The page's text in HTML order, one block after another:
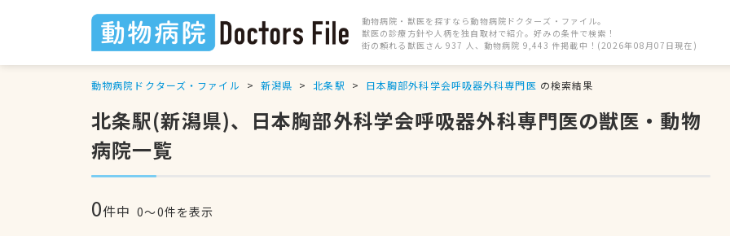
動物病院・獣医を探すなら動物病院ドクターズ・ファイル。
獣医の診療方針や人柄を独自取材で紹介。好みの条件で検索！
街の頼れる獣医さん 937 人、動物病院 9,443 件掲載中！(2026年08月07日現在)
動物病院ドクターズ・ファイル 新潟県 北条駅 日本胸部外科学会呼吸器外科専門医 の検索結果
北条駅(新潟県)、日本胸部外科学会呼吸器外科専門医の獣医・動物
病院一覧
0件中 0〜0件を表示